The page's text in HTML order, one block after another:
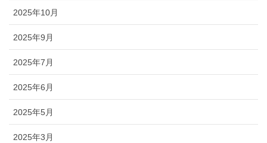
2025年10月
2025年9月
2025年7月
2025年6月
2025年5月
2025年3月